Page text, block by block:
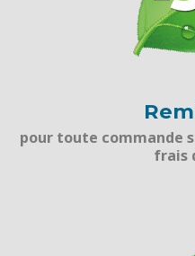
pour toute commande
frais